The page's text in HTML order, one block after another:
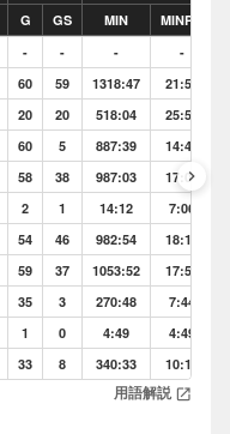
G GS MIN MINPG
- - -
-
60 59 1318:47 21:58
20 20 518:04 25:54
60 5 887:39 14:47
58 38 987:03 17:01
2 1 14:12 7:06
54 46 982:54 18:12
59 37 1053:52 17:51
35 3 270:48 7:44
1 0 4:49 4:49
33 8 340:33 10:19
keyboard_arrow_right
用語解説 open_in_new